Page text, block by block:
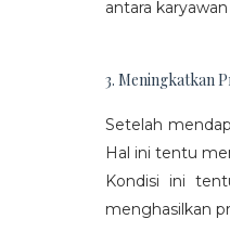
antara
3. Meningkatkan
Setelah
Hal ini tentu
Kondisi ini
menghasilkan